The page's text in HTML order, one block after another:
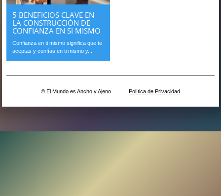
5 BENEFICIOS CLAVE EN
LA CONSTRUCCIÓN DE
CONFIANZA EN SI MISMO
Confianza en ti mismo significa que te
aceptas y confías en ti mismo y...
© El Mundo es Ancho y Ajeno Política de Privacidad